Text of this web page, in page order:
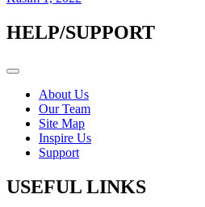
HELP/SUPPORT
About Us
Our Team
Site Map
Inspire Us
Support
USEFUL LINKS